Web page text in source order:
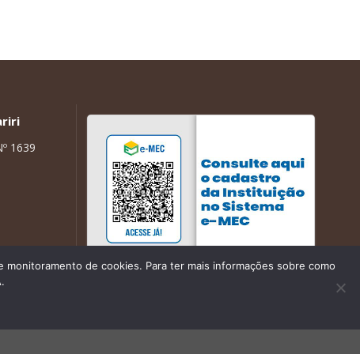
1639
de cookies. Para ter mais informações sobre como